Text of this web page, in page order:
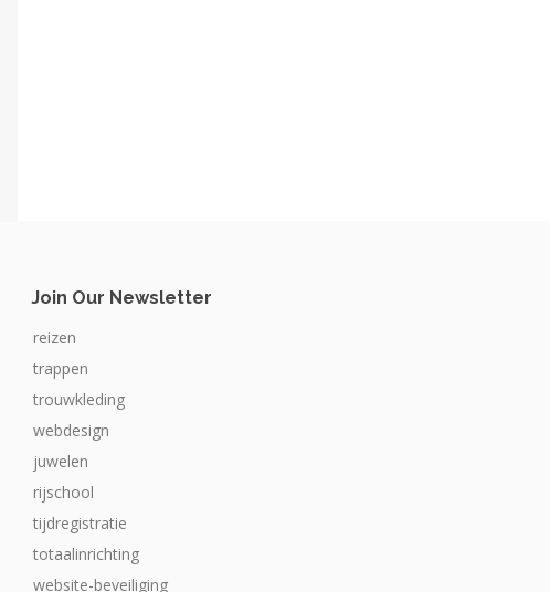
Join Our Newsletter
reizen
trappen
trouwkleding
webdesign
juwelen
rijschool
tijdregistratie
totaalinrichting
website-beveiliging